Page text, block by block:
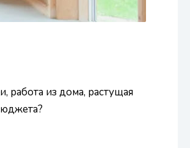
работа из дома, растущая